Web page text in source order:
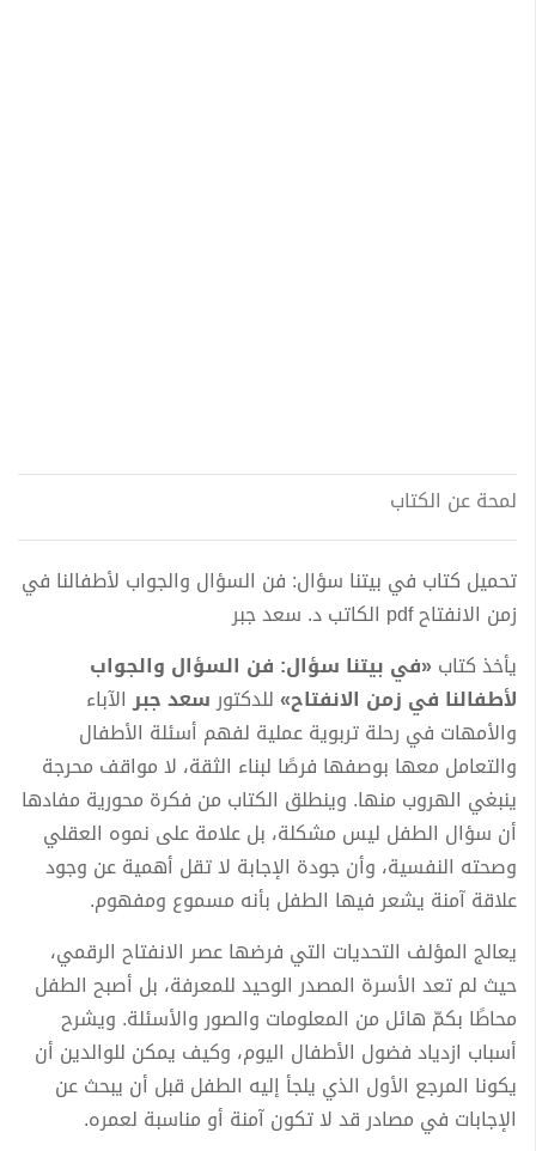
لمحة عن الكتاب
تحميل كتاب في بيتنا سؤال: فن السؤال والجواب لأطفالنا في
زمن الانفتاح pdf الكاتب د. سعد جبر
يأخذ كتاب«في بيتنا سؤال: فن السؤال والجواب
لأطفالنا في زمن الانفتاح»للدكتورسعد جبرالآباء
والأمهات في رحلة تربوية عملية لفهم أسئلة الأطفال
والتعامل معها بوصفها فرصًا لبناء الثقة، لا مواقف محرجة
ينبغي الهروب منها. وينطلق الكتاب من فكرة محورية مفادها
أن سؤال الطفل ليس مشكلة، بل علامة على نموه العقلي
وصحته النفسية، وأن جودة الإجابة لا تقل أهمية عن وجود
علاقة آمنة يشعر فيها الطفل بأنه مسموع ومفهوم.
يعالج المؤلف التحديات التي فرضها عصر الانفتاح الرقمي،
حيث لم تعد الأسرة المصدر الوحيد للمعرفة، بل أصبح الطفل
محاطًا بكمّ هائل من المعلومات والصور والأسئلة. ويشرح
أسباب ازدياد فضول الأطفال اليوم، وكيف يمكن للوالدين أن
يكونا المرجع الأول الذي يلجأ إليه الطفل قبل أن يبحث عن
الإجابات في مصادر قد لا تكون آمنة أو مناسبة لعمره.